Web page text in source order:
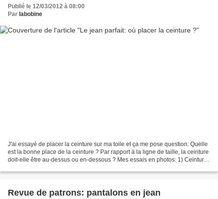
Publié le 12/03/2012 à 08:00
Par labobine
J'ai essayé de placer la ceinture sur ma toile et ça me pose question: Quelle
est la bonne place de la ceinture ? Par rapport à la ligne de taille, la ceinture
doit-elle être au-dessus ou en-dessous ? Mes essais en photos: 1) Ceinture
Revue de patrons: pantalons en jean